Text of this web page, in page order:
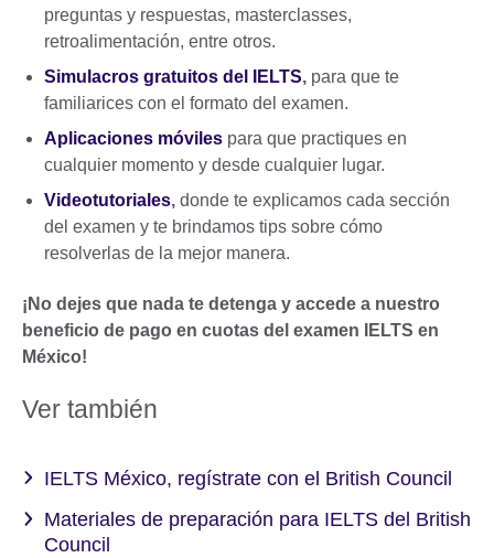
preguntas y respuestas, masterclasses,
retroalimentación, entre otros.
Simulacros gratuitos del IELTS, para que te
familiarices con el formato del examen.
Aplicaciones móviles para que practiques en
cualquier momento y desde cualquier lugar.
Videotutoriales, donde te explicamos cada sección
del examen y te brindamos tips sobre cómo
resolverlas de la mejor manera.
¡No dejes que nada te detenga y accede a nuestro
beneficio de pago en cuotas del examen IELTS en
México!
Ver también
IELTS México, regístrate con el British Council
Materiales de preparación para IELTS del British
Council